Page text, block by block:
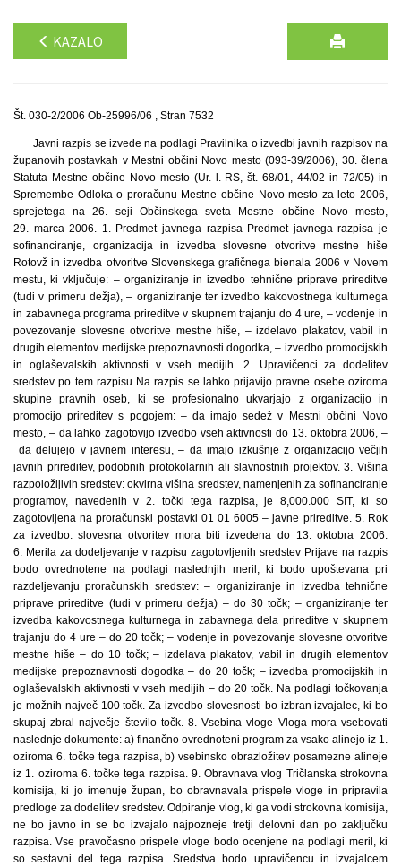
KAZALO
Št. 030-2/2006 Ob-25996/06 , Stran 7532
Javni razpis se izvede na podlagi Pravilnika o izvedbi javnih razpisov na
županovih postavkah v Mestni občini Novo mesto (093-39/2006), 30. člena
Statuta Mestne občine Novo mesto (Ur. l. RS, št. 68/01, 44/02 in 72/05) in
Spremembe Odloka o proračunu Mestne občine Novo mesto za leto 2006,
sprejetega na 26. seji Občinskega sveta Mestne občine Novo mesto,
29. marca 2006. 1. Predmet javnega razpisa Predmet javnega razpisa je
sofinanciranje, organizacija in izvedba slovesne otvoritve mestne hiše
Rotovž in izvedba otvoritve Slovenskega grafičnega bienala 2006 v Novem
mestu, ki vključuje: – organiziranje in izvedbo tehnične priprave prireditve
(tudi v primeru dežja), – organiziranje ter izvedbo kakovostnega kulturnega
in zabavnega programa prireditve v skupnem trajanju do 4 ure, – vodenje in
povezovanje slovesne otvoritve mestne hiše, – izdelavo plakatov, vabil in
drugih elementov medijske prepoznavnosti dogodka, – izvedbo promocijskih
in oglaševalskih aktivnosti v vseh medijih. 2. Upravičenci za dodelitev
sredstev po tem razpisu Na razpis se lahko prijavijo pravne osebe oziroma
skupine pravnih oseb, ki se profesionalno ukvarjajo z organizacijo in
promocijo prireditev s pogojem: – da imajo sedež v Mestni občini Novo
mesto, – da lahko zagotovijo izvedbo vseh aktivnosti do 13. oktobra 2006, –
da delujejo v javnem interesu, – da imajo izkušnje z organizacijo večjih
javnih prireditev, podobnih protokolarnih ali slavnostnih projektov. 3. Višina
razpoložljivih sredstev: okvirna višina sredstev, namenjenih za sofinanciranje
programov, navedenih v 2. točki tega razpisa, je 8,000.000 SIT, ki so
zagotovljena na proračunski postavki 01 01 6005 – javne prireditve. 5. Rok
za izvedbo: slovesna otvoritev mora biti izvedena do 13. oktobra 2006.
6. Merila za dodeljevanje v razpisu zagotovljenih sredstev Prijave na razpis
bodo ovrednotene na podlagi naslednjih meril, ki bodo upoštevana pri
razdeljevanju proračunskih sredstev: – organiziranje in izvedba tehnične
priprave prireditve (tudi v primeru dežja) – do 30 točk; – organiziranje ter
izvedba kakovostnega kulturnega in zabavnega dela prireditve v skupnem
trajanju do 4 ure – do 20 točk; – vodenje in povezovanje slovesne otvoritve
mestne hiše – do 10 točk; – izdelava plakatov, vabil in drugih elementov
medijske prepoznavnosti dogodka – do 20 točk; – izvedba promocijskih in
oglaševalskih aktivnosti v vseh medijih – do 20 točk. Na podlagi točkovanja
je možnih največ 100 točk. Za izvedbo slovesnosti bo izbran izvajalec, ki bo
skupaj zbral največje število točk. 8. Vsebina vloge Vloga mora vsebovati
naslednje dokumente: a) finančno ovrednoteni program za vsako alinejo iz 1.
oziroma 6. točke tega razpisa, b) vsebinsko obrazložitev posamezne alineje
iz 1. oziroma 6. točke tega razpisa. 9. Obravnava vlog Tričlanska strokovna
komisija, ki jo imenuje župan, bo obravnavala prispele vloge in pripravila
predloge za dodelitev sredstev. Odpiranje vlog, ki ga vodi strokovna komisija,
ne bo javno in se bo izvajalo najpozneje tretji delovni dan po zaključku
razpisa. Vse pravočasno prispele vloge bodo ocenjene na podlagi meril, ki
so sestavni del tega razpisa. Sredstva bodo upravičencu in izvajalcem